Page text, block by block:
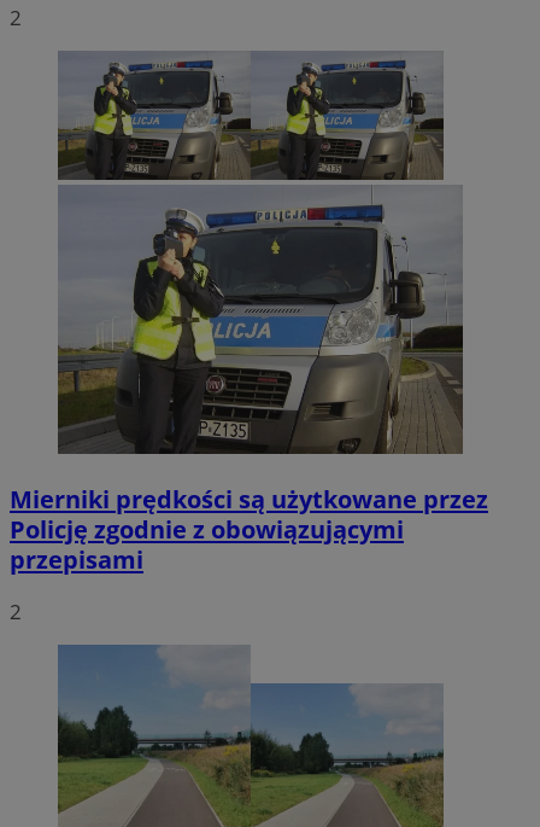
2
Mierniki prędkości są użytkowane przez
Policję zgodnie z obowiązującymi
przepisami
2